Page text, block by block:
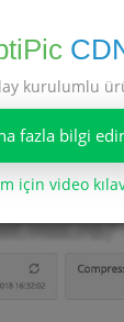
görsele
alınve
kurulumlu
fazla bilgi
için video